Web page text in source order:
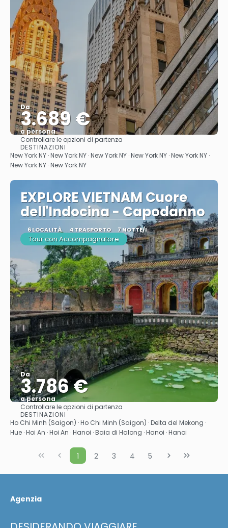
Da
3.689 €
a persona
Vedere
Controllare le opzioni di partenza
DESTINAZIONI
New York NY · New York NY · New York NY · New York NY · New York NY ·
New York NY · New York NY
EXPLORE VIETNAM Cuore
dell'Indocina - Capodanno
6 LOCALITÀ 4 TRASPORTO 7 NOTTE/I
Tour con Accompagnatore
Da
3.786 €
a persona
Vedere
Controllare le opzioni di partenza
DESTINAZIONI
Ho Chi Minh (Saigon) · Ho Chi Minh (Saigon) · Delta del Mekong ·
Hue · Hoi An · Hoi An · Hanoi · Baia di Halong · Hanoi · Hanoi
1 2 3 4 5
Agenzia